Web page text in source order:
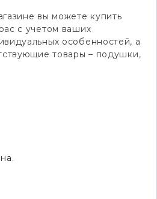
вы можете купить
с учетом ваших
особенностей, а
товары – подушки,